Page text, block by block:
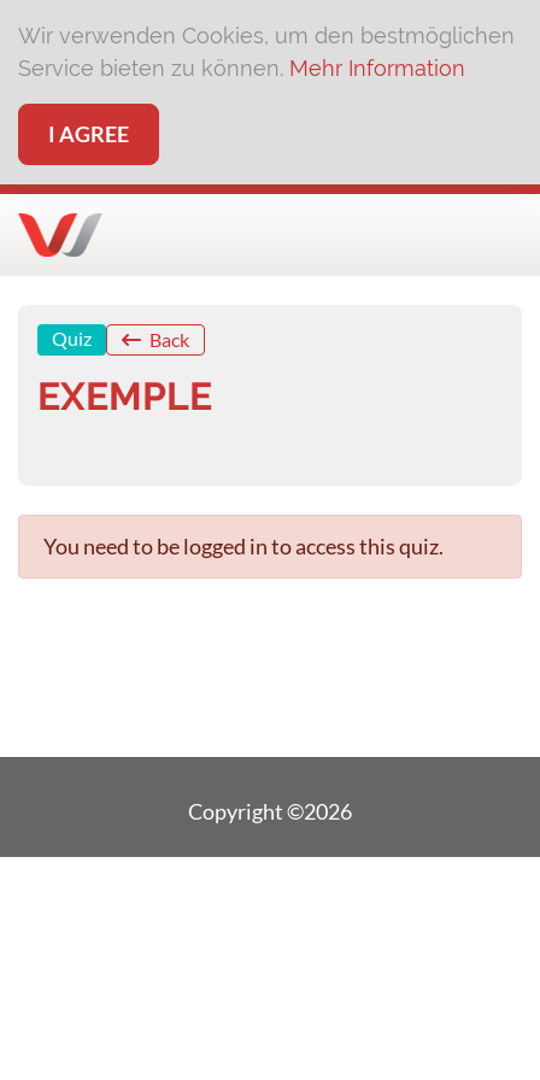
Wir verwenden Cookies, um den bestmöglichen
Service bieten zu können. Mehr Information
I AGREE
Quiz Back
EXEMPLE
You need to be logged in to access this quiz.
Copyright ©2026